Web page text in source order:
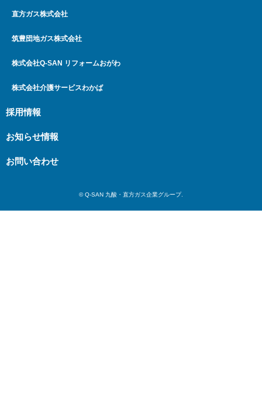
直方ガス株式会社
筑豊団地ガス株式会社
株式会社Q-SAN リフォームおがわ
株式会社介護サービスわかば
採用情報
お知らせ情報
お問い合わせ
© Q-SAN 九酸・直方ガス企業グループ.